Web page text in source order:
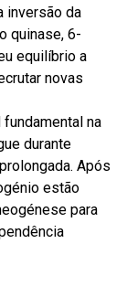
inversão da
quinase, 6-
equilíbrio a
novas
na
durante
Após
estão
para